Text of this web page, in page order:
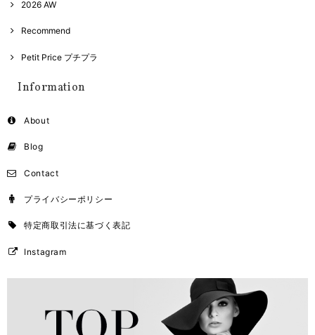
2026 AW
Recommend
Petit Price プチプラ
Information
About
Blog
Contact
プライバシーポリシー
特定商取引法に基づく表記
Instagram